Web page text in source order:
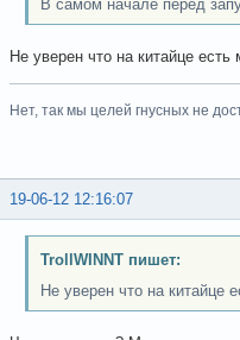
В самом начале перед
Не уверен что на китайце есть
Нет, так мы целей гнусных не
19-06-12 12:16:07
TrollWINNT пишет:
Не уверен что на китайце